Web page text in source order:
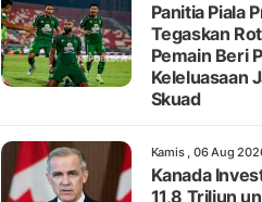
Panitia Piala
Tegaskan
Pemain Beri
Keleluasaan
Skuad
Kamis , 06 Aug
Kanada
11,8 Triliun